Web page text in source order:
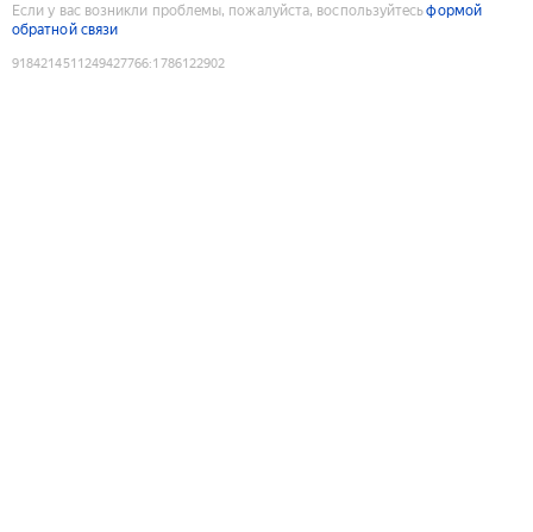
Если у вас возникли проблемы, пожалуйста, воспользуйтесьформой
обратной связи
9184214511249427766:1786122902